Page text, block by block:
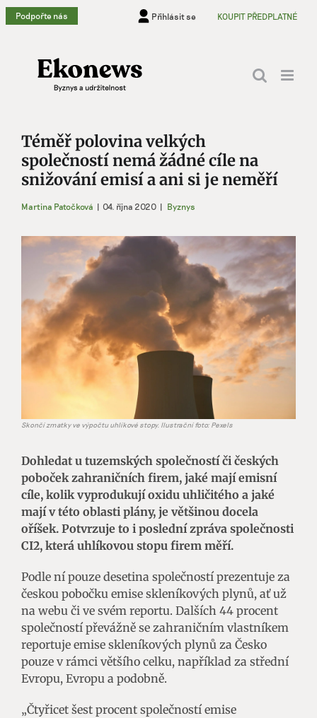
Přeskočit
na
Podpořte nás Přihlásit se KOUPIT PŘEDPLATNÉ
Téměř polovina velkých
společností nemá žádné cíle na
snižování emisí a ani si je neměří
Martina Patočková | 04. října 2020 | Byznys
Zobrazit
obrázek
Skončí zmatky ve výpočtu uhlíkové stopy. Ilustrační foto: Pexels
Dohledat u tuzemských společností či českých
poboček zahraničních firem, jaké mají emisní
cíle, kolik vyprodukují oxidu uhličitého a jaké
mají v této oblasti plány, je většinou docela
oříšek. Potvrzuje to i poslední zpráva společnosti
CI2, která uhlíkovou stopu firem měří.
Podle ní pouze desetina společností prezentuje za
českou pobočku emise skleníkových plynů, ať už
na webu či ve svém reportu. Dalších 44 procent
společností převážně se zahraničním vlastníkem
reportuje emise skleníkových plynů za Česko
pouze v rámci většího celku, například za střední
Evropu, Evropu a podobně.
„Čtyřicet šest procent společností emise